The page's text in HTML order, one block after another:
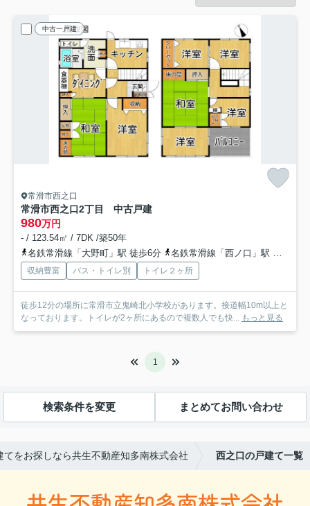
中古一戸建
常滑市西之口
常滑市西之口2丁目 中古戸建
980万円
- / 123.54㎡ / 7DK /築50年
名鉄常滑線「大野町」駅 徒歩6分
名鉄常滑線「西ノ口」駅 徒歩12分
収納豊富 バス・トイレ別 トイレ２ヶ所
徒歩12分の場所に常滑市立鬼崎北小学校があります。接道幅10m以上と
なっております。トイレが2ヶ所にあるので複数人でも快...
もっと見る
1
検索条件を変更 まとめてお問い合わせ
てをお探しなら共生不動産知多南株式会社 西之口の戸建て一覧